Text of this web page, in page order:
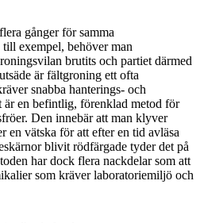
gånger för samma
exempel, behöver man
brutits och partiet därmed
är fältgroning ett ofta
snabba hanterings- och
är en befintlig, förenklad metod för
Den innebär att man klyver
en vätska för att efter en tid avläsa
blivit rödfärgade tyder det på
har dock flera nackdelar som att
som kräver laboratoriemiljö och